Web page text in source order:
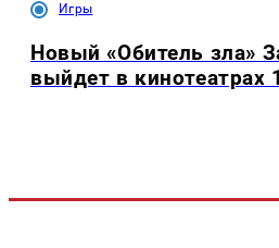
Игры
Новый «Обитель зла»
выйдет в кинотеатрах